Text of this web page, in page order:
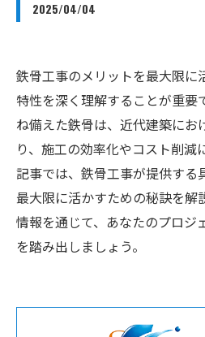
2025/04/04
鉄骨工事のメリットを最大限に
特性を深く理解することが重要
ね備えた鉄骨は、近代建築にお
り、施工の効率化やコスト削減
記事では、鉄骨工事が提供する
最大限に活かすための秘訣を解
情報を通じて、あなたのプロジ
を踏み出しましょう。